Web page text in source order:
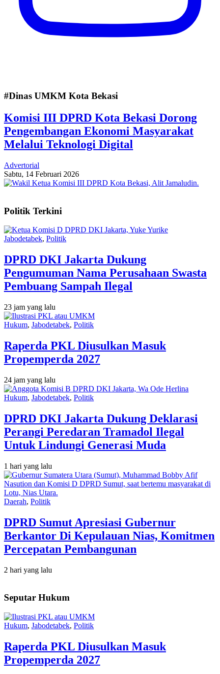
#Dinas UMKM Kota Bekasi
Komisi III DPRD Kota Bekasi Dorong
Pengembangan Ekonomi Masyarakat
Melalui Teknologi Digital
Advertorial
Sabtu, 14 Februari 2026
Politik Terkini
Jabodetabek, Politik
DPRD DKI Jakarta Dukung
Pengumuman Nama Perusahaan Swasta
Pembuang Sampah Ilegal
23 jam yang lalu
Hukum, Jabodetabek, Politik
Raperda PKL Diusulkan Masuk
Propemperda 2027
24 jam yang lalu
Hukum, Jabodetabek, Politik
DPRD DKI Jakarta Dukung Deklarasi
Perangi Peredaran Tramadol Ilegal
Untuk Lindungi Generasi Muda
1 hari yang lalu
Daerah, Politik
DPRD Sumut Apresiasi Gubernur
Berkantor Di Kepulauan Nias, Komitmen
Percepatan Pembangunan
2 hari yang lalu
Seputar Hukum
Hukum, Jabodetabek, Politik
Raperda PKL Diusulkan Masuk
Propemperda 2027